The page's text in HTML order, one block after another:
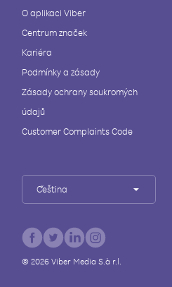
O aplikaci Viber
Centrum značek
Kariéra
Podmínky a zásady
Zásady ochrany soukromých
údajů
Customer Complaints Code
Čeština
© 2026Viber Media S.à r.l.